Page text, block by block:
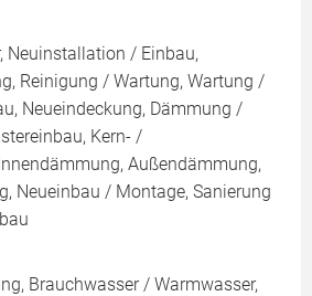
Neuinstallation / Einbau,
Reinigung / Wartung, Wartung /
Neueindeckung, Dämmung /
Kern- /
Außendämmung,
Neueinbau / Montage, Sanierung
Brauchwasser / Warmwasser,